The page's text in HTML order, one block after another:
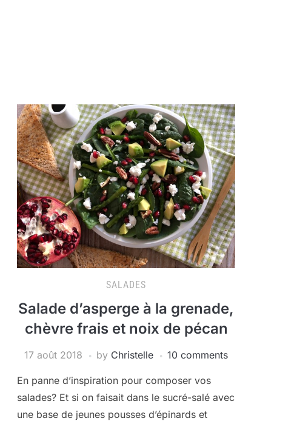
SALADES
Salade d’asperge à la grenade,
chèvre frais et noix de pécan
17 août 2018 by Christelle 10 comments
En panne d’inspiration pour composer vos
salades? Et si on faisait dans le sucré-salé avec
une base de jeunes pousses d’épinards et